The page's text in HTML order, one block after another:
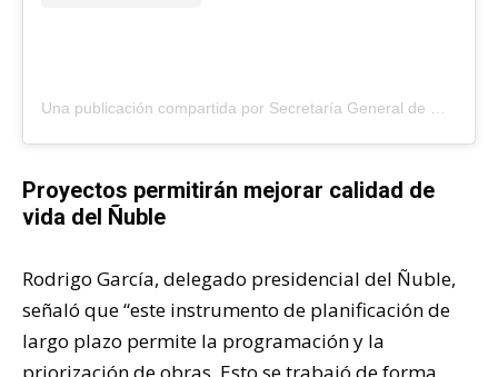
Proyectos permitirán mejorar calidad de
vida del Ñuble
Rodrigo García, delegado presidencial del Ñuble,
señaló que “este instrumento de planificación de
largo plazo permite la programación y la
priorización de obras. Esto se trabajó de forma